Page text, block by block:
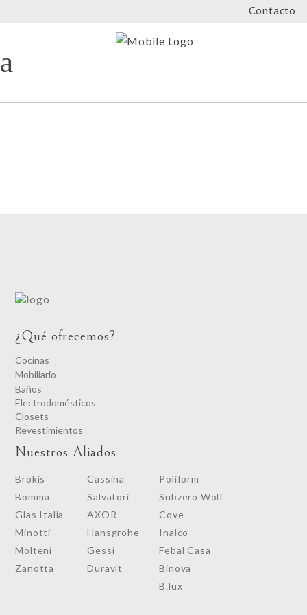
Contacto
¿Qué ofrecemos?
Cocinas
Mobiliario
Baños
Electrodomésticos
Closets
Revestimientos
Nuestros Aliados
Brokis
Bomma
Glas Italia
Minotti
Molteni
Zanotta
Cassina
Salvatori
AXOR
Hansgrohe
Gessi
Duravit
Poliform
Subzero Wolf
Cove
Inalco
Febal Casa
Binova
B.lux